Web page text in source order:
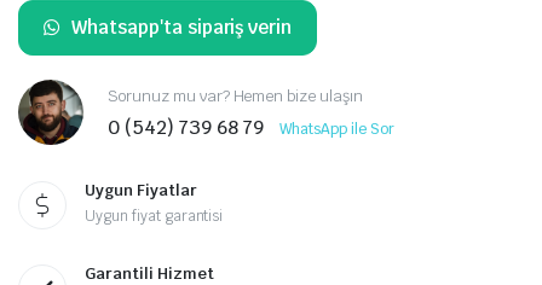
Whatsapp'ta sipariş verin
Sorunuz mu var? Hemen bize ulaşın
0 (542) 739 68 79 WhatsApp ile Sor
Uygun Fiyatlar
Uygun fiyat garantisi
Garantili Hizmet